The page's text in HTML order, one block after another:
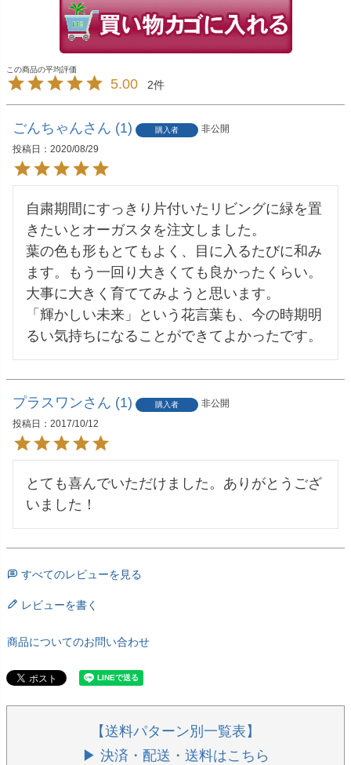
5.00 2
ごんちゃん 1 購入者
非公開
投稿日
2020/08/29
自粛期間にすっきり片付いたリビングに緑を置
きたいとオーガスタを注文しました。
葉の色も形もとてもよく、目に入るたびに和み
ます。もう一回り大きくても良かったくらい。
大事に大きく育ててみようと思います。
「輝かしい未来」という花言葉も、今の時期明
るい気持ちになることができてよかったです。
プラスワン 1 購入者
非公開
投稿日
2017/10/12
とても喜んでいただけました。ありがとうござ
いました！
すべてのレビューを見る
レビューを書く
商品についてのお問い合わせ
【送料パターン別一覧表】
▶ 決済・配送・送料はこちら